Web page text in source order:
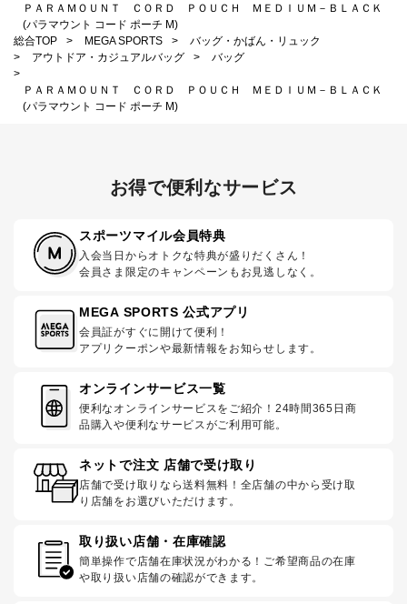
ＰＡＲＡＭＯＵＮＴ ＣＯＲＤ ＰＯＵＣＨ ＭＥＤＩＵＭ－ＢＬＡＣＫ
(パラマウント コード ポーチ M)
総合TOP
> MEGA SPORTS >
バッグ・かばん・リュック
>
アウトドア・カジュアルバッグ >
バッグ
>
ＰＡＲＡＭＯＵＮＴ ＣＯＲＤ ＰＯＵＣＨ ＭＥＤＩＵＭ－ＢＬＡＣＫ
(パラマウント コード ポーチ M)
お得で便利なサービス
スポーツマイル会員特典
入会当日からオトクな特典が盛りだくさん！
会員さま限定のキャンペーンもお見逃しなく。
MEGA SPORTS 公式アプリ
会員証がすぐに開けて便利！
アプリクーポンや最新情報をお知らせします。
オンラインサービス一覧
便利なオンラインサービスをご紹介！24時間365日商
品購入や便利なサービスがご利用可能。
ネットで注文 店舗で受け取り
店舗で受け取りなら送料無料！全店舗の中から受け取
り店舗をお選びいただけます。
取り扱い店舗・在庫確認
簡単操作で店舗在庫状況がわかる！ご希望商品の在庫
や取り扱い店舗の確認ができます。